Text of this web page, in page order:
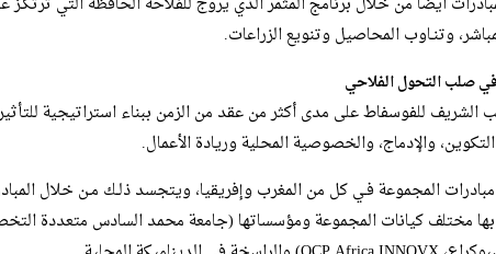
وتنـاوب المحاصيل وتنويع الزراعات.
صلب التحول الفلاحي
للفوسفاط على مدى أكثر من عقد من الزمن ببناء استراتيجية
والإدماج، والخصوصية المحلية وريادة الأعمال.
المجموعة فـي كل من المغرب وإفريقيا، ويتجسد ذلـك مـن خلال
بها مختلف كيانات المجموعة ومؤسساتها (جامعة محمد السادس متعددة